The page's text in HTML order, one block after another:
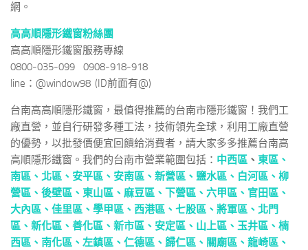
網。
高高順隱形鐵窗粉絲團
高高順隱形鐵窗服務專線
0800-035-099 0908-918-918
line：@window98 (ID前面有@)
台南高高順隱形鐵窗，最值得推薦的台南市隱形鐵窗！我們工
廠直營，並自行研發多種工法，技術領先全球，利用工廠直營
的優勢，以批發價便宜回饋給消費者，請大家多多推薦台南高
高順隱形鐵窗。我們的台南市營業範圍包括： 中西區 、 東區、
南區、 北區、 安平區、 安南區、 新營區、 鹽水區、 白河區、 柳
營區、 後壁區、 東山區、 麻豆區、 下營區、 六甲區、 官田區、
大內區、 佳里區、 學甲區、 西港區、 七股區、 將軍區、 北門
區、 新化區、 善化區、 新市區、 安定區、 山上區、 玉井區、 楠
西區、 南化區、 左鎮區、 仁德區、 歸仁區、 關廟區、 龍崎區、